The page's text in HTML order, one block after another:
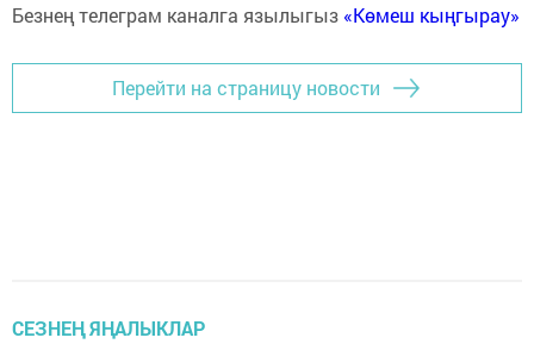
Безнең телеграм каналга язылыгыз «Көмеш кыңгырау»
Перейти на страницу новости
СЕЗНЕҢ ЯҢАЛЫКЛАР